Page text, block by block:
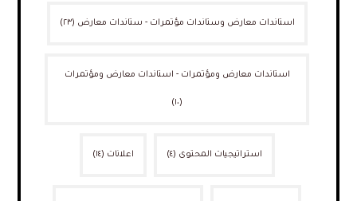
استاندات معارض وستاندات مؤتمرات - ستاندات معارض (٢٣)
استاندات معارض ومؤتمرات - استاندات معارض ومؤتمرات
(١٠)
استراتيجيات المحتوى (٤) اعلانات (١٤)